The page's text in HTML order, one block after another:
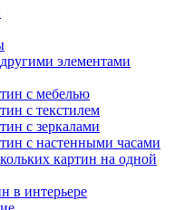
элементами
с мебелью
с текстилем
с зеркалами
с настенными часами
картин на одной
в интерьере